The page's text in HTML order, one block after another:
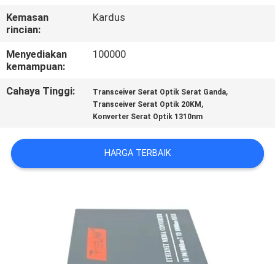
HUBUNGI
KAMI
BERITA
SITEMAP
Kemasan
rincian:
Kardus
Menyediakan
kemampuan:
100000
Cahaya Tinggi: Transceiver Serat Optik Serat Ganda,
Transceiver Serat Optik 20KM ,
Konverter Serat Optik 1310nm
HARGA TERBAIK